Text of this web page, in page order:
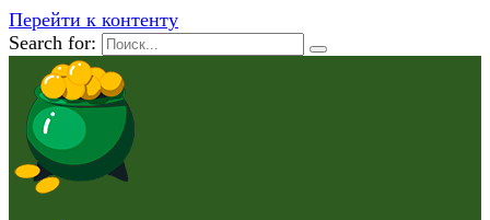
Перейти к контенту
Search for: